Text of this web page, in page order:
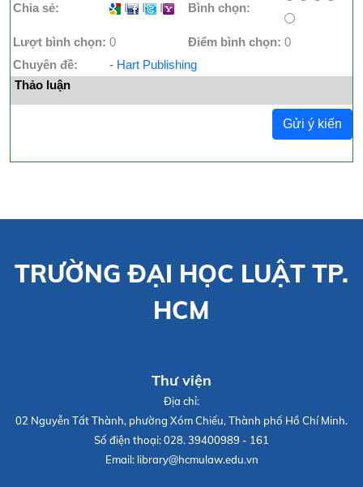
Chia sẻ: I I I Bình chọn:
Lượt bình chọn: 0 Điểm bình chọn: 0
Chuyên đề:
- Hart Publishing
Thảo luận
Gửi ý kiến
TRƯỜNG ĐẠI HỌC LUẬT TP.
HCM
Thư viện
Địa chỉ:
02 Nguyễn Tất Thành, phường Xóm Chiếu, Thành phố Hồ Chí Minh.
Số điện thoại:028. 39400989 - 161
Email: library@hcmulaw.edu.vn